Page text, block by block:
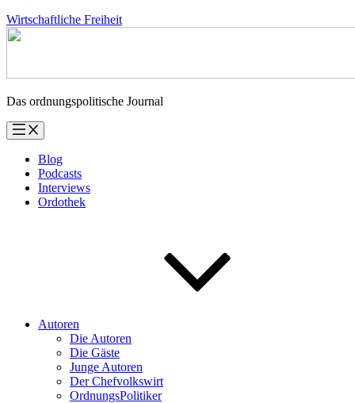
Zum
Inhalt
Wirtschaftliche Freiheit
Das ordnungspolitische Journal
Blog
Podcasts
Interviews
Ordothek
Autoren
Die Autoren
Die Gäste
Junge Autoren
Der Chefvolkswirt
OrdnungsPolitiker